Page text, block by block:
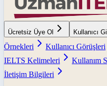
Ücretsiz Üye Ol Kullanıcı
Örnekleri
Kullanıcı Görüşleri
IELTS Kelimeleri
Kullanım
İletişim Bilgileri